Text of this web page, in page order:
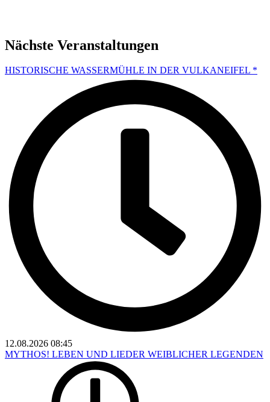
Nächste Veranstaltungen
HISTORISCHE WASSERMÜHLE IN DER VULKANEIFEL *
12.08.2026 08:45
MYTHOS! LEBEN UND LIEDER WEIBLICHER LEGENDEN